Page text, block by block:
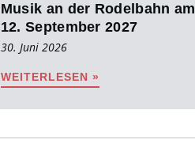
Musik an der Rodelbahn am
12. September 2027
30. Juni 2026
WEITERLESEN »